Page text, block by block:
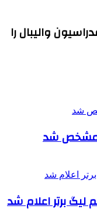
والیبال را
مشخص شد
برتر اعلام شد